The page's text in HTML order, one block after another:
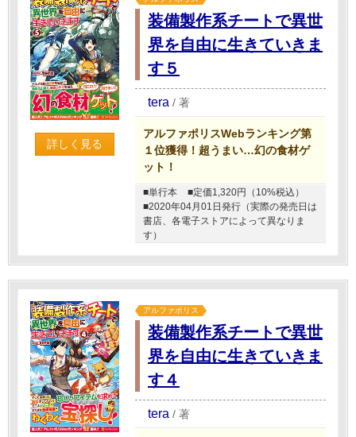
詳しく見る
装備製作系チートで異世
界を自由に生きていきま
す５
tera / 著
アルファポリスWebランキング第
１位獲得！超うまい…幻の食材ゲ
ット！
■単行本
■定価1,320円（10%税込）
■2020年04月01日発行（実際の発売日は
書店、各電子ストアによって異なりま
す）
アルファポリス
装備製作系チートで異世
界を自由に生きていきま
す４
tera / 著